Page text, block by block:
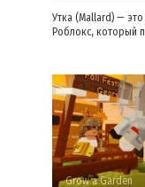
Утка (Mallard) —
Роблокс, который
Grow a Garden